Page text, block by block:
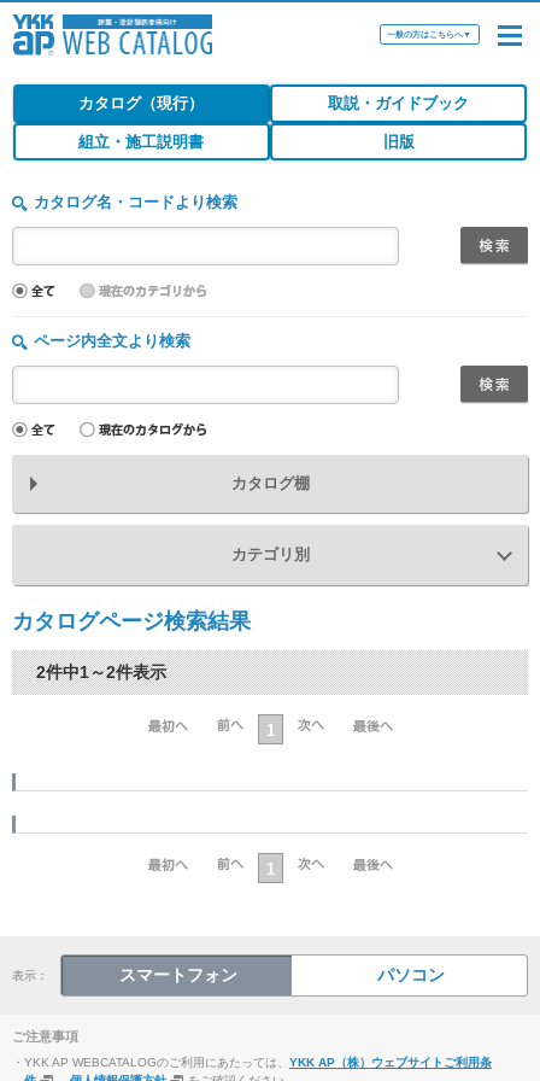
一般の方はこちらへ▼
カタログ（現行） 取説・ガイドブック
組立・施工説明書 旧版
カタログ名・コードより検索
ページ内全文より検索
カタログ棚
カテゴリ別
カタログページ検索結果
2件中1～2件表示
1
1
表示： スマートフォン パソコン
ご注意事項
・YKK AP WEBCATALOGのご利用にあたっては、 YKK AP（株）ウェブサイトご利用条